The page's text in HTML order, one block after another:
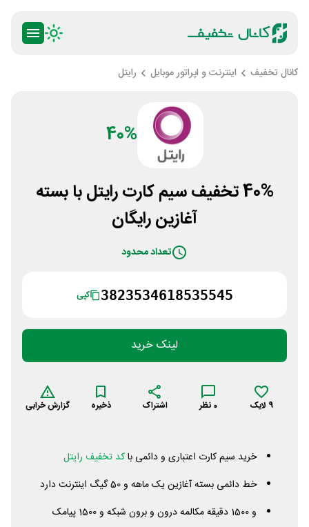
کانال تخفیف اینترنت و اپراتور موبایل رایتل
40%
40% تخفیف سیم کارت رایتل با بسته
آغازین رایگان
تعداد محدود
3823534618535545 کپی
لینک خرید
9 لایک 0 نظر اشتراک ذخیره گزارش خرابی
خرید سیم کارت اعتباری و دائمی باکد تخفیف رایتل
خط دائمی بسته آغازین یک ماهه و 50 گیگ اینترنت دارد
و 1500 دقیقه مکالمه درون و برون شبکه و 1500 پیامک